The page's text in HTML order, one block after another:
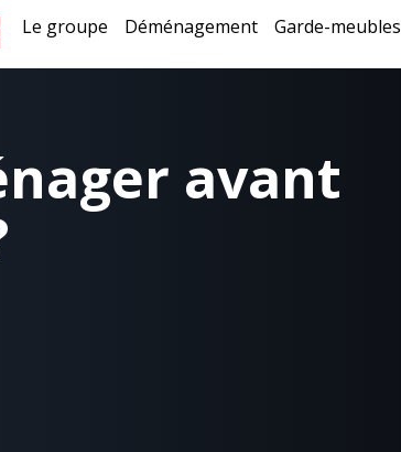
Le groupe Déménagement Garde-meubles
avant